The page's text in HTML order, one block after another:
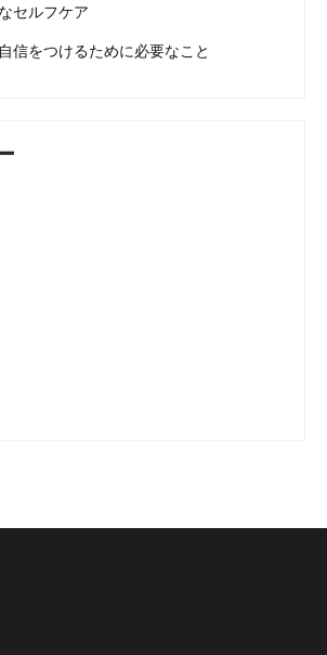
セルフケア
信をつけるために必要なこと